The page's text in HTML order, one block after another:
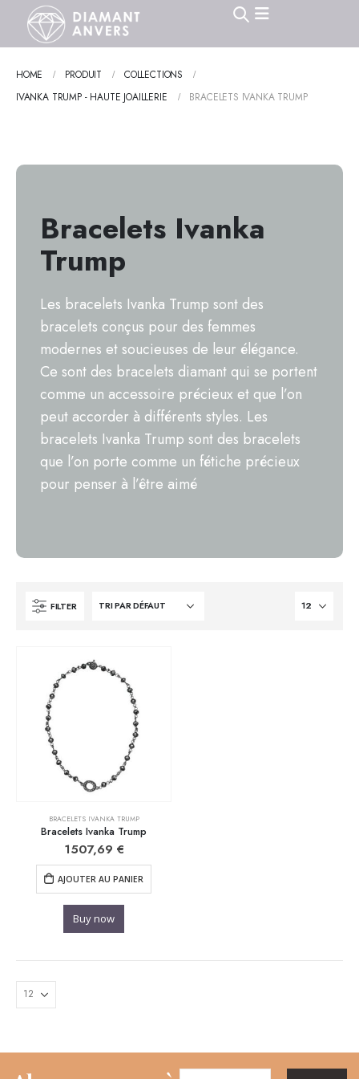
HOME PRODUIT
COLLECTIONS
IVANKA TRUMP - HAUTE JOAILLERIE
BRACELETS IVANKA TRUMP
Bracelets Ivanka
Trump
Les bracelets Ivanka Trump sont des
bracelets conçus pour des femmes
modernes et soucieuses de leur élégance.
Ce sont des bracelets diamant qui se portent
comme un accessoire précieux et que l’on
peut accorder à différents styles. Les
bracelets Ivanka Trump sont des bracelets
que l’on porte comme un fétiche précieux
pour penser à l’être aimé
FILTER
BRACELETS IVANKA TRUMP
Bracelets Ivanka Trump
1507,69 €
AJOUTER AU PANIER
Buy now